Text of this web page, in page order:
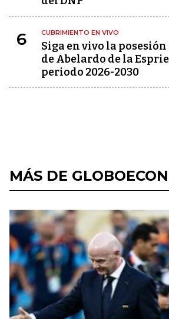
6 CUBRIMIENTO EN VIVO
Siga en vivo la
de Abelardo de la
periodo 2026-2030
MÁS DE